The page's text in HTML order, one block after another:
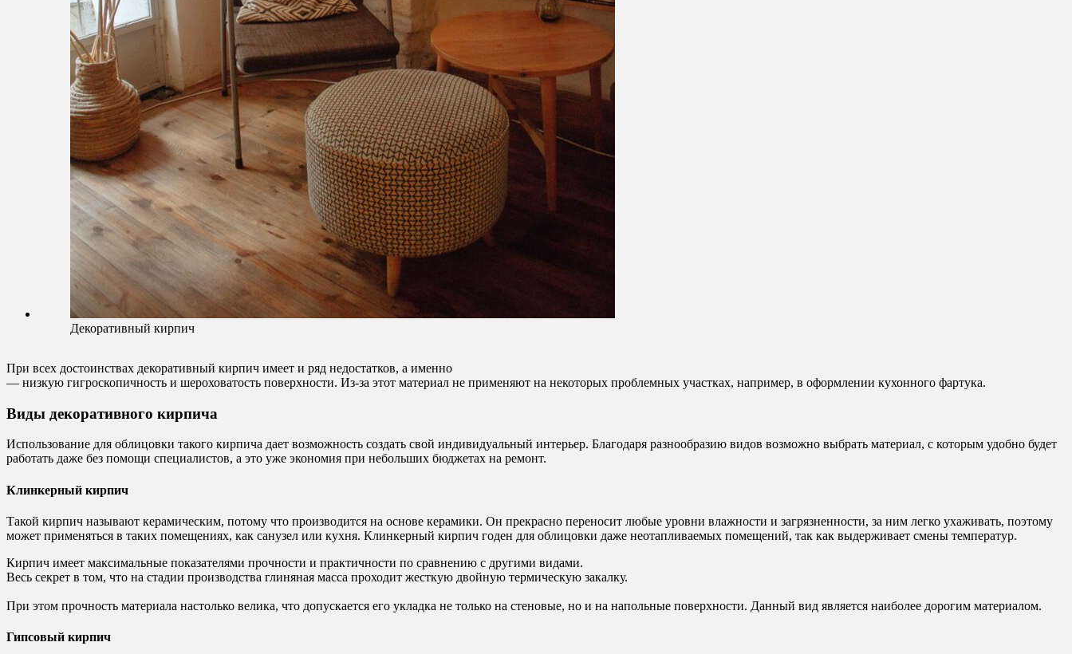
Декоративный кирпич
При всех достоинствах декоративный кирпич имеет и ряд недостатков, а именно
— низкую гигроскопичность и шероховатость поверхности. Из-за этот материал не применяют на некоторых проблемных участках, например, в оформлении кухонного фартука.
Виды декоративного кирпича
Использование для облицовки такого кирпича дает возможность создать свой индивидуальный интерьер. Благодаря разнообразию видов возможно выбрать материал, с которым удобно будет
работать даже без помощи специалистов, а это уже экономия при небольших бюджетах на ремонт.
Клинкерный кирпич
Такой кирпич называют керамическим, потому что производится на основе керамики. Он прекрасно переносит любые уровни влажности и загрязненности, за ним легко ухаживать, поэтому
может применяться в таких помещениях, как санузел или кухня. Клинкерный кирпич годен для облицовки даже неотапливаемых помещений, так как выдерживает смены температур.
Кирпич имеет максимальные показателями прочности и практичности по сравнению с другими видами.
Весь секрет в том, что на стадии производства глиняная масса проходит жесткую двойную термическую закалку.
При этом прочность материала настолько велика, что допускается его укладка не только на стеновые, но и на напольные поверхности. Данный вид является наиболее дорогим материалом.
Гипсовый кирпич